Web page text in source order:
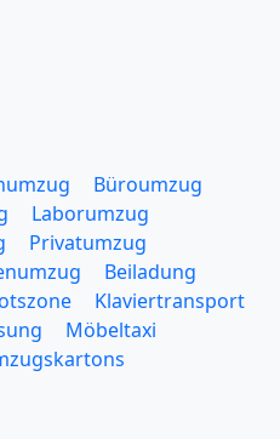
Büroumzug
Laborumzug
Privatumzug
Beiladung
Klaviertransport
Möbeltaxi